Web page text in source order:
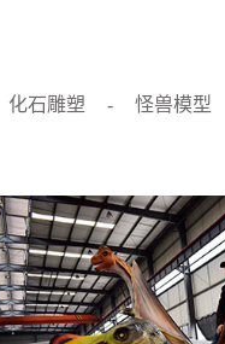
化石雕塑 - 怪兽模型